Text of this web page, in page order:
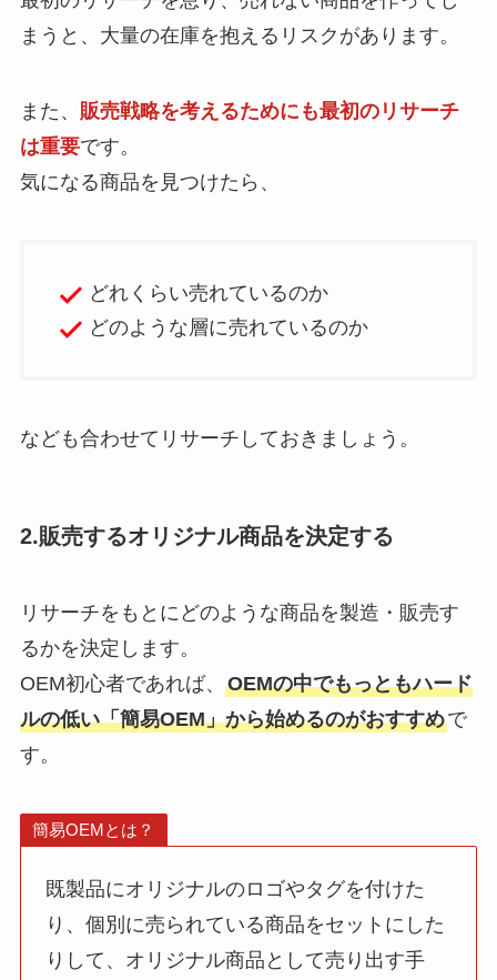
まうと、大量の在庫を抱えるリスクがあります。
また、 販売戦略を考えるためにも最初のリサーチ
は重要です。
気になる商品を見つけたら、
どれくらい売れているのか
どのような層に売れているのか
なども合わせてリサーチしておきましょう。
2.販売するオリジナル商品を決定する
リサーチをもとにどのような商品を製造・販売す
るかを決定します。
OEM初心者であれば、 OEMの中でもっともハード
ルの低い「簡易OEM」から始めるのがおすすめで
す。
簡易OEMとは？
既製品にオリジナルのロゴやタグを付けた
り、個別に売られている商品をセットにした
りして、オリジナル商品として売り出す手